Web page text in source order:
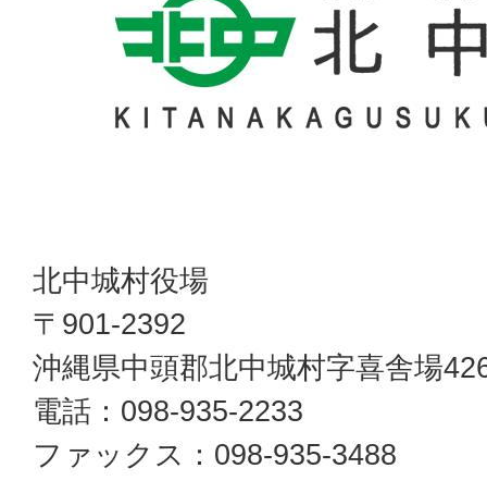
北中城村役場
〒901-2392
沖縄県中頭郡北中城村字喜舎場
電話：098-935-2233
ファックス：098-935-3488